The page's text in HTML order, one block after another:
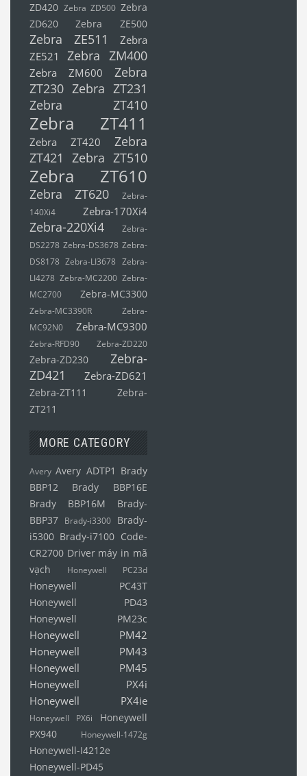
ZD420 Zebra ZD500 Zebra
ZD620
Zebra ZE500
Zebra ZE511
Zebra
ZE521
Zebra ZM400
Zebra ZM600
Zebra
ZT230 Zebra ZT231
Zebra ZT410
Zebra ZT411
Zebra ZT420
Zebra
ZT421
Zebra ZT510
Zebra ZT610
Zebra ZT620
Zebra-
140Xi4
Zebra-170Xi4
Zebra-220Xi4
Zebra-
DS2278 Zebra-DS3678 Zebra-
DS8178 Zebra-LI3678 Zebra-
LI4278 Zebra-MC2200 Zebra-
MC2700
Zebra-MC3300
Zebra-MC3390R
Zebra-
MC92N0
Zebra-MC9300
Zebra-RFD90 Zebra-ZD220
Zebra-ZD230
Zebra-
ZD421
Zebra-ZD621
Zebra-ZT111
Zebra-
ZT211
MORE CATEGORY
Avery Avery ADTP1
Brady
BBP12
Brady BBP16E
Brady BBP16M
Brady-
BBP37 Brady-i3300 Brady-
i5300 Brady-i7100 Code-
CR2700 Driver máy in mã
vạch
Honeywell PC23d
Honeywell PC43T
Honeywell PD43
Honeywell PM23c
Honeywell PM42
Honeywell PM43
Honeywell PM45
Honeywell PX4i
Honeywell PX4ie
Honeywell PX6i
Honeywell
PX940
Honeywell-1472g
Honeywell-I4212e
Honeywell-PD45